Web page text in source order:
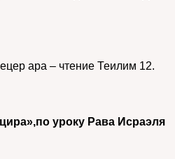
ара – чтение Теилим 12.
уроку Рава Исраэля